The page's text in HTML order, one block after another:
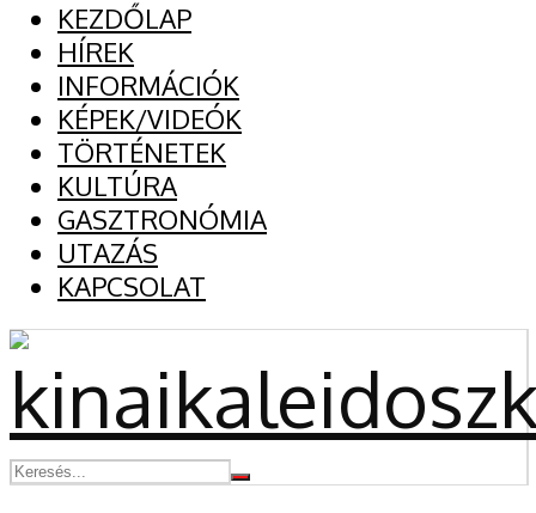
KEZDŐLAP
HÍREK
INFORMÁCIÓK
KÉPEK/VIDEÓK
TÖRTÉNETEK
KULTÚRA
GASZTRONÓMIA
UTAZÁS
KAPCSOLAT